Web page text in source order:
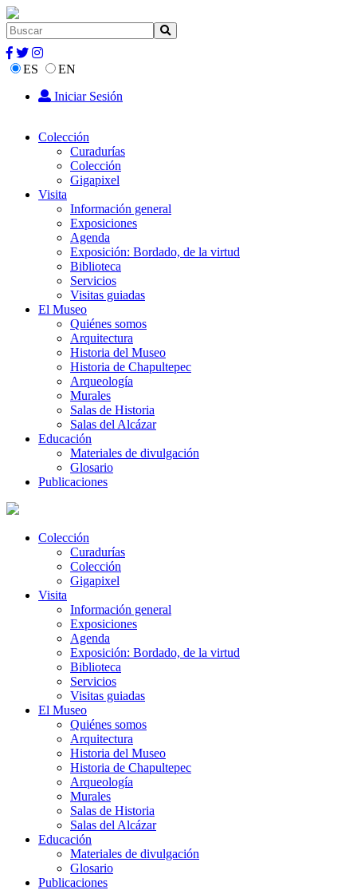
ES
EN
Iniciar Sesión
Colección
Curadurías
Colección
Gigapixel
Visita
Información general
Exposiciones
Agenda
Exposición: Bordado, de la virtud
Biblioteca
Servicios
Visitas guiadas
El Museo
Quiénes somos
Arquitectura
Historia del Museo
Historia de Chapultepec
Arqueología
Murales
Salas de Historia
Salas del Alcázar
Educación
Materiales de divulgación
Glosario
Publicaciones
Colección
Curadurías
Colección
Gigapixel
Visita
Información general
Exposiciones
Agenda
Exposición: Bordado, de la virtud
Biblioteca
Servicios
Visitas guiadas
El Museo
Quiénes somos
Arquitectura
Historia del Museo
Historia de Chapultepec
Arqueología
Murales
Salas de Historia
Salas del Alcázar
Educación
Materiales de divulgación
Glosario
Publicaciones